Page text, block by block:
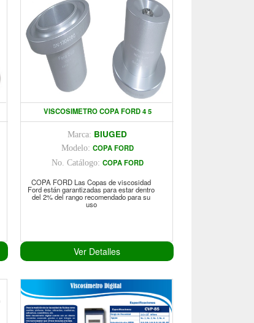
VISCOSIMETRO COPA FORD 4 5
Marca: BIUGED
Modelo: COPA FORD
No. Catálogo: COPA FORD
COPA FORD Las Copas de viscosidad
Ford están garantizadas para estar dentro
del 2% del rango recomendado para su
uso
Ver Detalles